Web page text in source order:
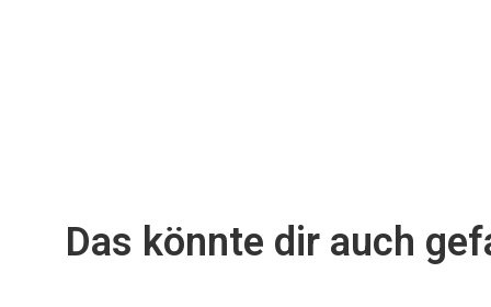
Das könnte dir auch